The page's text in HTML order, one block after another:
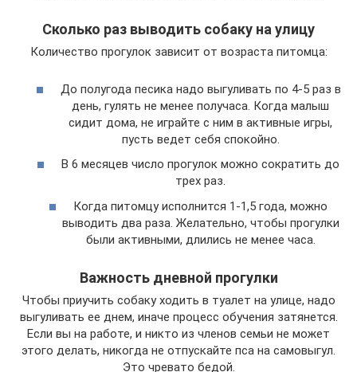
Сколько раз выводить собаку на улицу
Количество прогулок зависит от возраста питомца:
До полугода песика надо выгуливать по 4-5 раз в
день, гулять не менее получаса. Когда малыш
сидит дома, не играйте с ним в активные игры,
пусть ведет себя спокойно.
В 6 месяцев число прогулок можно сократить до
трех раз.
Когда питомцу исполнится 1-1,5 года, можно
выводить два раза. Желательно, чтобы прогулки
были активными, длились не менее часа.
Важность дневной прогулки
Чтобы приучить собаку ходить в туалет на улице, надо
выгуливать ее днем, иначе процесс обучения затянется.
Если вы на работе, и никто из членов семьи не может
этого делать, никогда не отпускайте пса на самовыгул.
Это чревато бедой.